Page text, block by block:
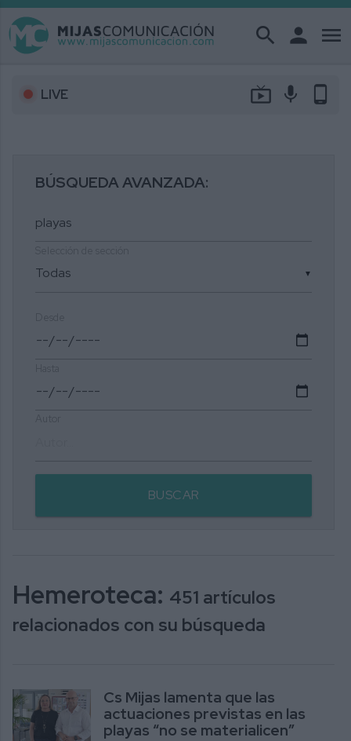
search person menu
LIVE live_tv mic phone_android
BÚSQUEDA AVANZADA:
▼
BUSCAR
Hemeroteca: 451 artículos
relacionados con su búsqueda
Cs Mijas lamenta que las
actuaciones previstas en las
playas “no se materialicen”